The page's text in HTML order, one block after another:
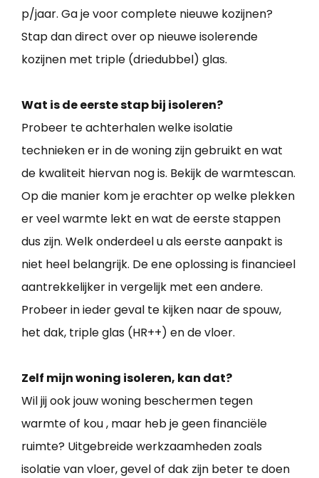
p/jaar. Ga je voor complete nieuwe kozijnen?
Stap dan direct over op nieuwe isolerende
kozijnen met triple (driedubbel) glas.
Wat is de eerste stap bij isoleren?
Probeer te achterhalen welke isolatie
technieken er in de woning zijn gebruikt en wat
de kwaliteit hiervan nog is. Bekijk de warmtescan.
Op die manier kom je erachter op welke plekken
er veel warmte lekt en wat de eerste stappen
dus zijn. Welk onderdeel u als eerste aanpakt is
niet heel belangrijk. De ene oplossing is financieel
aantrekkelijker in vergelijk met een andere.
Probeer in ieder geval te kijken naar de spouw,
het dak, triple glas (HR++) en de vloer.
Zelf mijn woning isoleren, kan dat?
Wil jij ook jouw woning beschermen tegen
warmte of kou , maar heb je geen financiële
ruimte? Uitgebreide werkzaamheden zoals
isolatie van vloer, gevel of dak zijn beter te doen